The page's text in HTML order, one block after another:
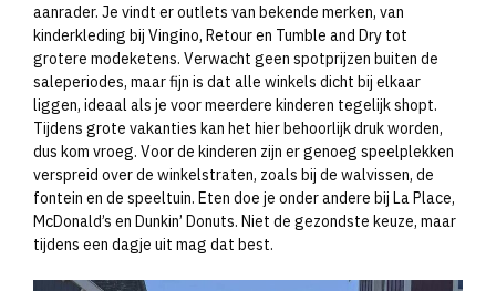
aanrader. Je vindt er outlets van bekende merken, van
kinderkleding bij Vingino, Retour en Tumble and Dry tot
grotere modeketens. Verwacht geen spotprijzen buiten de
saleperiodes, maar fijn is dat alle winkels dicht bij elkaar
liggen, ideaal als je voor meerdere kinderen tegelijk shopt.
Tijdens grote vakanties kan het hier behoorlijk druk worden,
dus kom vroeg. Voor de kinderen zijn er genoeg speelplekken
verspreid over de winkelstraten, zoals bij de walvissen, de
fontein en de speeltuin. Eten doe je onder andere bij La Place,
McDonald’s en Dunkin’ Donuts. Niet de gezondste keuze, maar
tijdens een dagje uit mag dat best.